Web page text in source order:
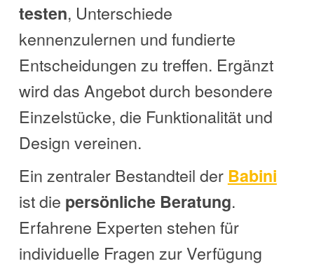
testen, Unterschiede
kennenzulernen und fundierte
Entscheidungen zu treffen. Ergänzt
wird das Angebot durch besondere
Einzelstücke, die Funktionalität und
Design vereinen.
Ein zentraler Bestandteil der Babini
ist die persönliche Beratung.
Erfahrene Experten stehen für
individuelle Fragen zur Verfügung